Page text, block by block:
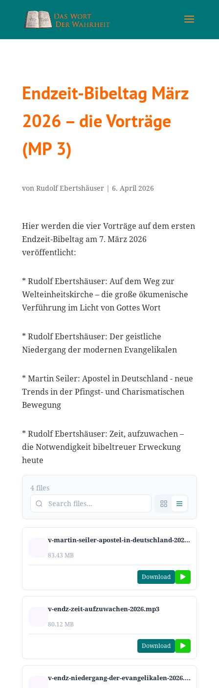
Endzeit-Bibeltag März
2026 – die Vorträge
(MP 3)
von Rudolf Ebertshäuser| 6. April 2026
Hier werden die vier Vorträge auf dem ersten
Endzeit-Bibeltag am 7. März 2026
veröffentlicht:
* Rudolf Ebertshäuser: Auf dem Weg zur
Welteinheitskirche – die große ökumenische
Verführung im Licht von Gottes Wort
* Rudolf Ebertshäuser: Der geistliche
Niedergang der modernen Evangelikalen
* Martin Seiler: Apostel in Deutschland - neue
Trends in der Pfingst- und Charismatischen
Bewegung
* Rudolf Ebertshäuser: Zeit, aufzuwachen –
die Notwendigkeit bibeltreuer Erweckung
heute
4 files
v-martin-seiler-apostel-in-deutschland-2026.mp3
83.43 MB
Download
v-endz-zeit-aufzuwachen-2026.mp3
80.12 MB
Download
v-endz-niedergang-der-evangelikalen-2026.mp3